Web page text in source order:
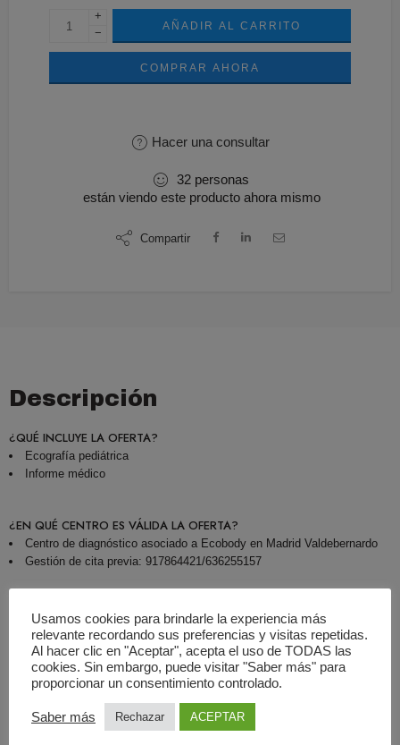
+
−
AÑADIR AL CARRITO
COMPRAR AHORA
Hacer una consultar
32 personas
están viendo este producto ahora mismo
Compartir
Descripción
¿QUÉ INCLUYE LA OFERTA?
Ecografía pediátrica
Informe médico
¿EN QUÉ CENTRO ES VÁLIDA LA OFERTA?
Centro de diagnóstico asociado a Ecobody en Madrid Valdebernardo
Gestión de cita previa: 917864421/636255157
Valoraciones (0)
Basado En 0 Valoraciones
Usamos cookies para brindarle la experiencia más
relevante recordando sus preferencias y visitas repetidas.
Al hacer clic en "Aceptar", acepta el uso de TODAS las
cookies. Sin embargo, puede visitar "Saber más" para
proporcionar un consentimiento controlado.
Saber más Rechazar ACEPTAR